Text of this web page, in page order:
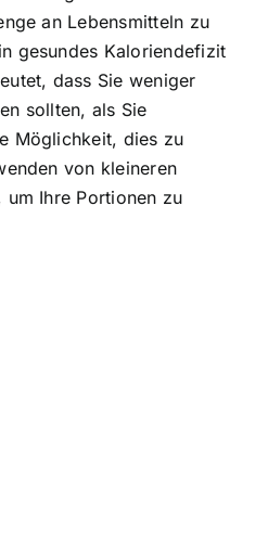
an Lebensmitteln zu
gesundes Kaloriendefizit
dass Sie weniger
sollten, als Sie
Möglichkeit, dies zu
von kleineren
um Ihre Portionen zu